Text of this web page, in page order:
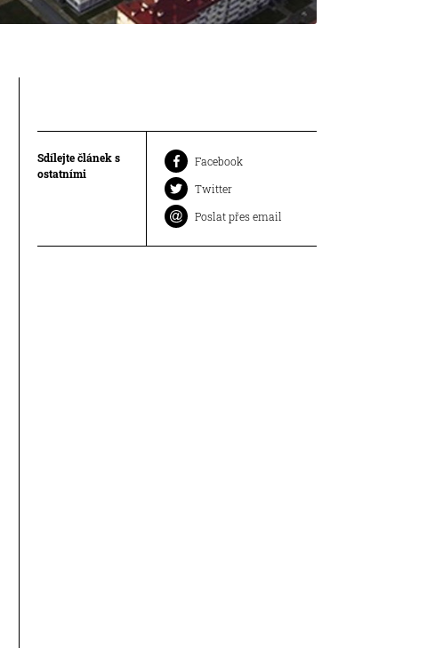
Sdílejte článek s
ostatními
Facebook
Twitter
Poslat přes email